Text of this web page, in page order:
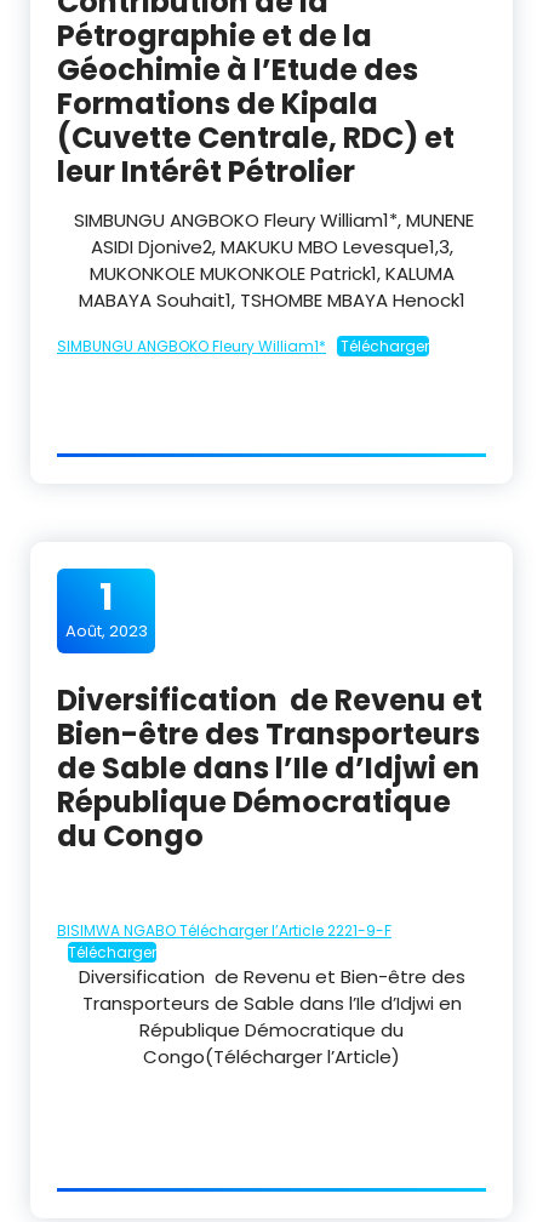
Pétrographie et de la
Géochimie à l’Etude des
Formations de Kipala
(Cuvette Centrale, RDC) et
leur Intérêt Pétrolier
SIMBUNGU ANGBOKO Fleury William1*, MUNENE
ASIDI Djonive2, MAKUKU MBO Levesque1,3,
MUKONKOLE MUKONKOLE Patrick1, KALUMA
MABAYA Souhait1, TSHOMBE MBAYA Henock1
SIMBUNGU ANGBOKO Fleury William1* Télécharger
1
Août, 2023
Diversification de Revenu et
Bien-être des Transporteurs
de Sable dans l’Ile d’Idjwi en
République Démocratique
du Congo
BISIMWA NGABO Télécharger l’Article 2221-9-F
Télécharger
Diversification de Revenu et Bien-être des
Transporteurs de Sable dans l’Ile d’Idjwi en
République Démocratique du
Congo(Télécharger l’Article)